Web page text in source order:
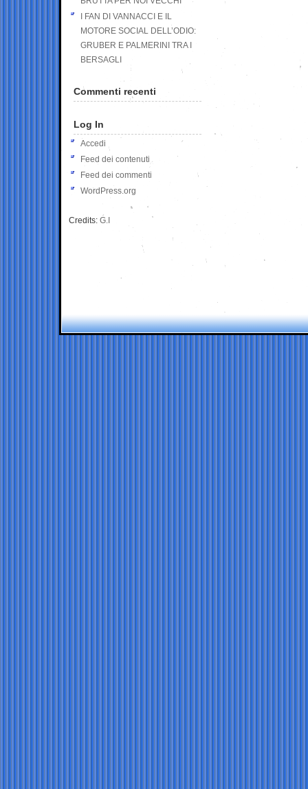
I FAN DI VANNACCI E IL
MOTORE SOCIAL DELL’ODIO:
GRUBER E PALMERINI TRA I
BERSAGLI
Commenti recenti
Log In
Accedi
Feed dei contenuti
Feed dei commenti
WordPress.org
Credits: G.I